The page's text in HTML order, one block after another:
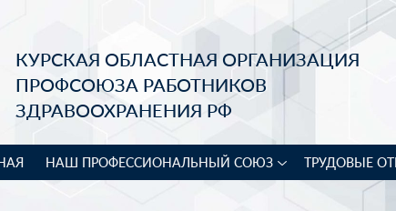
КУРСКАЯ ОБЛАСТНАЯ ОРГАНИЗАЦИЯ
ПРОФСОЮЗА РАБОТНИКОВ
ЗДРАВООХРАНЕНИЯ РФ
НАШ ПРОФЕССИОНАЛЬНЫЙ СОЮЗ ТРУДОВЫЕ